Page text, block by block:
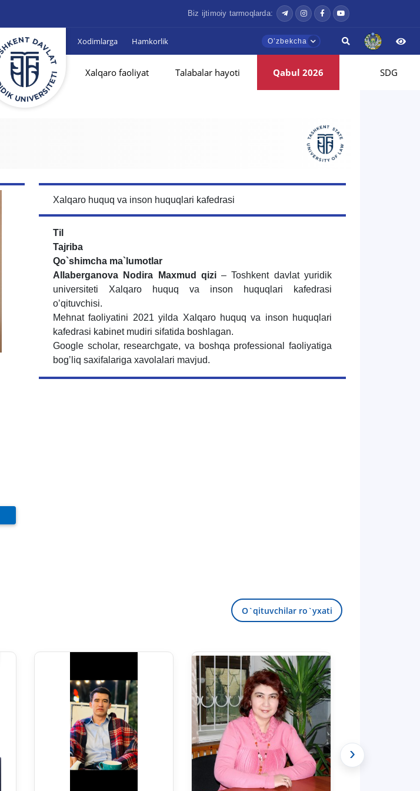
Biz ijtimoiy tarmoqlarda:
Xodimlarga Hamkorlik Oʼzbekcha
Xalqaro faoliyat Talabalar hayoti Qabul 2026 SDG
Xalqaro huquq va inson huquqlari kafedrasi
Til
Tajriba
Qo`shimcha ma`lumotlar
Allaberganova Nodira Maxmud qizi– Toshkent davlat yuridik
universiteti Xalqaro huquq va inson huquqlari kafedrasi
oʼqituvchisi.
Mehnat faoliyatini 2021 yilda Xalqaro huquq va inson huquqlari
kafedrasi kabinet mudiri sifatida boshlagan.
Google scholar, researchgate, va boshqa professional faoliyatiga
bogʼliq saxifalariga xavolalari mavjud.
O`qituvchilar ro`yxati
›
TDYU qabul murojaatlari chati